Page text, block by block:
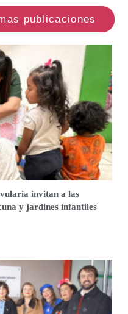
invitan a las
y jardines infantiles